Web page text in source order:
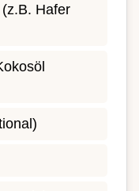
Hafer